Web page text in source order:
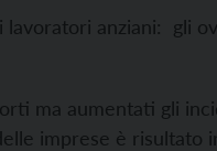
anziani: gli
ma aumentati gli
imprese è risultato